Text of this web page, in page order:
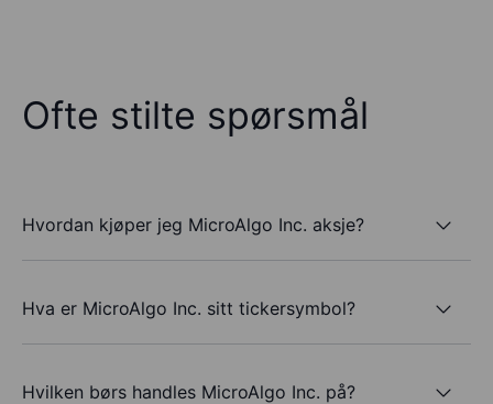
Ofte stilte spørsmål
Hvordan kjøper jeg MicroAlgo Inc. aksje?
Hva er MicroAlgo Inc. sitt tickersymbol?
Hvilken børs handles MicroAlgo Inc. på?